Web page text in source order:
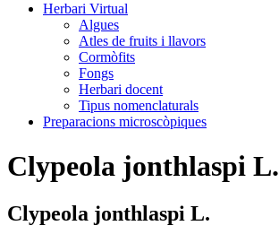
Herbari Virtual
Algues
Atles de fruits i llavors
Cormòfits
Fongs
Herbari docent
Tipus nomenclaturals
Preparacions microscòpiques
Clypeola jonthlaspi L.
Clypeola jonthlaspi L.